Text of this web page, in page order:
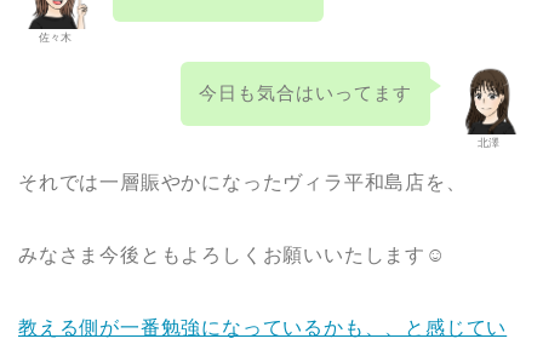
佐々木
北澤
今日も気合はいってます
それでは一層賑やかになったヴィラ平和島店を、
みなさま今後ともよろしくお願いいたします☺
教える側が一番勉強になっているかも、、と感じてい